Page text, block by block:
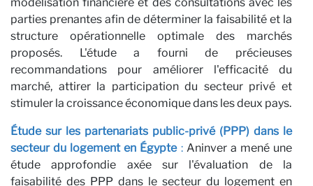
parties prenantes afin de déterminer la faisabilité et la
structure opérationnelle optimale des marchés
proposés. L'étude a fourni de précieuses
recommandations pour améliorer l'efficacité du
marché, attirer la participation du secteur privé et
stimuler la croissance économique dans les deux pays.
Étude sur les partenariats public-privé (PPP) dans le
secteur du logement en Égypte:Aninver a mené une
étude approfondie axée sur l'évaluation de la
faisabilité des PPP dans le secteur du logement en